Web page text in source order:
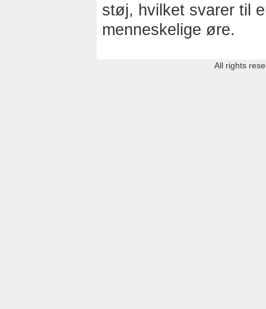
støj, hvilket svarer til
menneskelige øre.
All rights